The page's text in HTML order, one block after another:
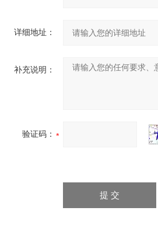
详细地址：
补充说明：
验证码：